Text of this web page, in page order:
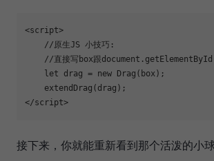
<script>
//原生JS 小技巧:
//直接写box跟
let drag = new Drag(box);
</script>
接下来，你就能重新看到那个活泼的小球